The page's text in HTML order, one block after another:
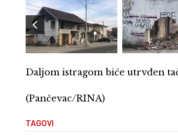
Daljom istragom biće utrvđen
(Pančevac/RINA)
TAGOVI